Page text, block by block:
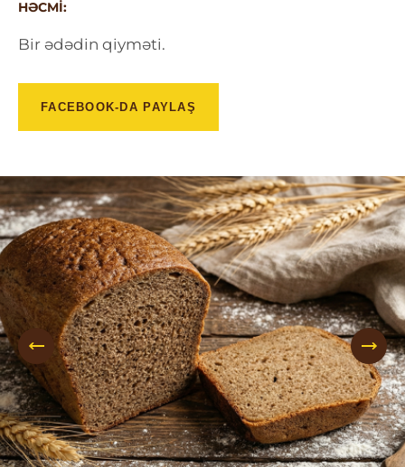
HƏCMI:
Bir ədədin qiyməti.
FACEBOOK-DA PAYLAŞ